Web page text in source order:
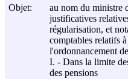
Objet:
au nom du ministre
justificatives
régularisation, et
comptables relatifs
l'ordonnancement
I. - Dans la limite
des pensions